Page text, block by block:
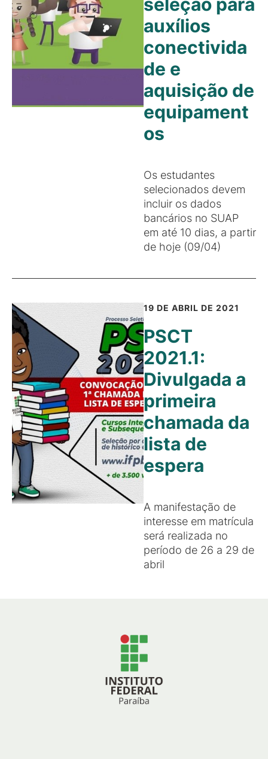
auxílios
conectivida
de e
aquisição de
equipament
os
Os estudantes
selecionados devem
incluir os dados
bancários no SUAP
em até 10 dias, a partir
de hoje (09/04)
19 DE ABRIL DE 2021
PSCT
2021.1:
Divulgada a
primeira
chamada da
lista de
espera
A manifestação de
interesse em matrícula
será realizada no
período de 26 a 29 de
abril